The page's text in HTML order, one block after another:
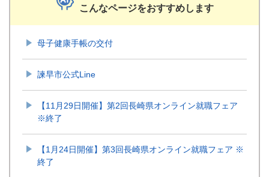
こんなページをおすすめします
母子健康手帳の交付
諫早市公式Line
【11月29日開催】第2回長崎県オンライン就職フェア
※終了
【1月24日開催】第3回長崎県オンライン就職フェア ※
終了